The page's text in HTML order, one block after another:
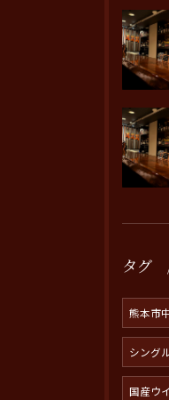
タグ
熊本市
シング
国産ウ